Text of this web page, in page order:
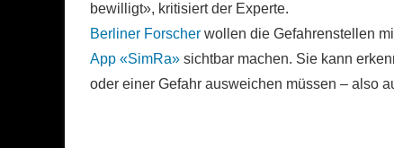
bewilligt», kritisiert der Experte.
Berliner Forscher wollen die Gefahrenstellen
App «SimRa» sichtbar machen. Sie kann
oder einer Gefahr ausweichen müssen – also